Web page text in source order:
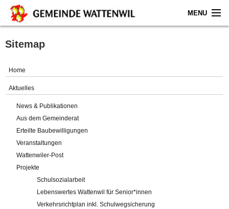
MENU
Home
Gemeinde
Verwaltung
Online-Service
Sitemap
Home
Aktuelles
News & Publikationen
Aus dem Gemeinderat
Erteilte Baubewilligungen
Veranstaltungen
Wattenwiler-Post
Projekte
Schulsozialarbeit
Lebenswertes Wattenwil für Senior*innen
Verkehrsrichtplan inkl. Schulwegsicherung